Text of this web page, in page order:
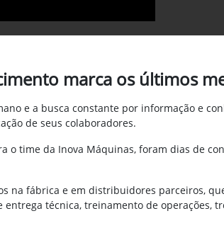
marca os últimos
e a busca constante por informação e
de seus colaboradores.
o time da Inova Máquinas, foram dias de
na fábrica e em distribuidores parceiros,
técnica, treinamento de operações,